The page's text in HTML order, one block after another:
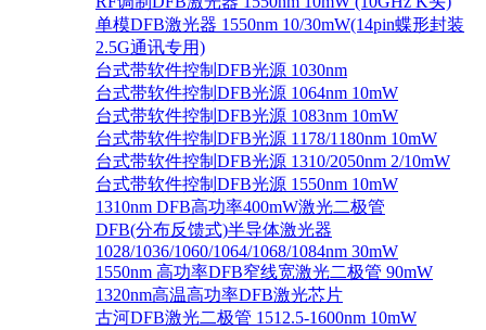
单模DFB激光器 1550nm 10/30mW(14pin蝶形封装
2.5G通讯专用)
台式带软件控制DFB光源 1030nm
台式带软件控制DFB光源 1064nm 10mW
台式带软件控制DFB光源 1083nm 10mW
台式带软件控制DFB光源 1178/1180nm 10mW
台式带软件控制DFB光源 1310/2050nm 2/10mW
台式带软件控制DFB光源 1550nm 10mW
1310nm DFB高功率400mW激光二极管
DFB(分布反馈式)半导体激光器
1028/1036/1060/1064/1068/1084nm 30mW
1550nm 高功率DFB窄线宽激光二极管 90mW
1320nm高温高功率DFB激光芯片
古河DFB激光二极管 1512.5-1600nm 10mW